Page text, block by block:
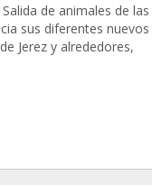
de animales de las
sus diferentes nuevos
Jerez y alrededores,